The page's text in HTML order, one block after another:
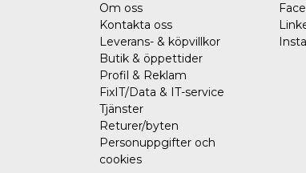
Om oss
Kontakta oss
Leverans- & köpvillkor
Butik & öppettider
Profil & Reklam
FixIT/Data & IT-service
Tjänster
Returer/byten
Personuppgifter och
cookies